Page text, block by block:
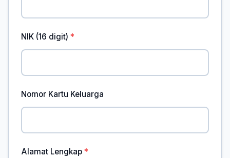
NIK (16 digit)
Nomor Kartu Keluarga
Alamat Lengkap